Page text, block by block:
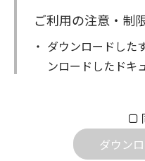
ご利用の注意・制
ダウンロードした
ンロードしたドキ
社は一切の責任を
ルの内容などの変
ダウン